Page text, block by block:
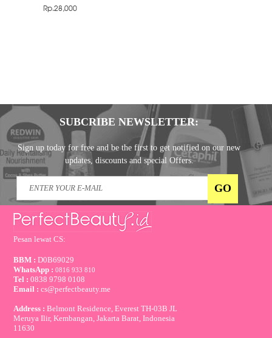
Rp.28,000
SUBCRIBE NEWSLETTER:
Sign up today for free and be the first to get notified on our new
updates, discounts and special Offers.
Pesan lewat CS:
BBM : D0B69029
WhatsApp :0816 933 810
Tel :0838 9798 0108
Email :cs@perfectbeauty.me
Address : Belmont Residence, Everest TH-03B JL
Meruya Ilir, Kembangan, Jakarta Barat, Indonesia
11630